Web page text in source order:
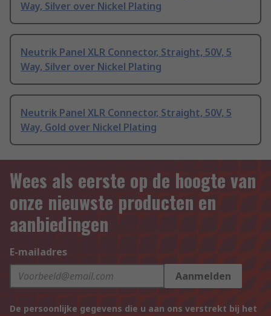
Way, Silver over Nickel Plating
Neutrik Panel XLR Connector, Straight, 50V, 5
Way, Silver over Nickel Plating
Neutrik Panel XLR Connector, Straight, 50V, 5
Way, Gold over Nickel Plating
Wees als eerste op de hoogte van
onze nieuwste producten en
aanbiedingen
E-mailadres
Aanmelden
De persoonlijke gegevens die u aan ons verstrekt bij het